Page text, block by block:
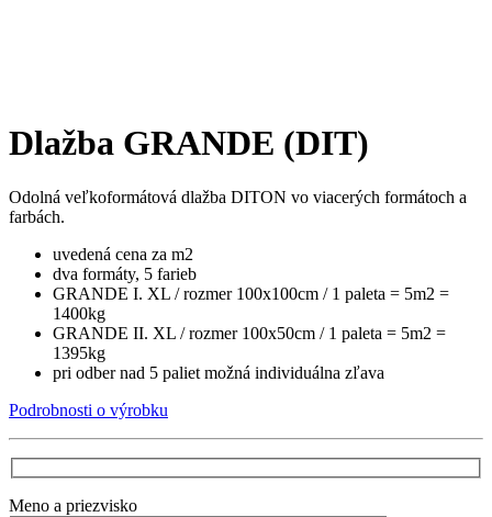
Dlažba GRANDE (DIT)
Odolná veľkoformátová dlažba DITON vo viacerých formátoch a
farbách.
uvedená cena za m2
dva formáty, 5 farieb
GRANDE I. XL / rozmer 100x100cm / 1 paleta = 5m2 =
1400kg
GRANDE II. XL / rozmer 100x50cm / 1 paleta = 5m2 =
1395kg
pri odber nad 5 paliet možná individuálna zľava
Podrobnosti o výrobku
Meno a priezvisko